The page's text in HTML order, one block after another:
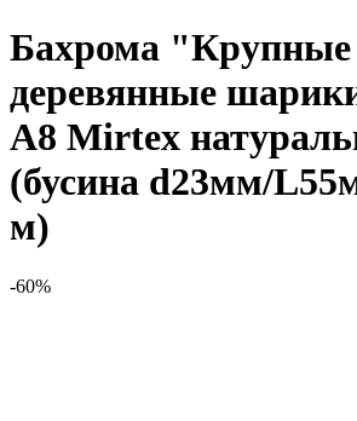
Бахрома "Крупные
деревянные
A8 Mirtex
(бусина d23мм/
м)
-60%